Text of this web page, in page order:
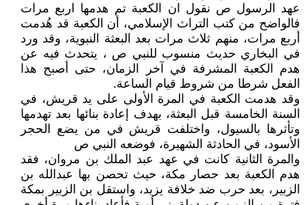
عهد الرسول ص نقول ان الكعبة تم هدمها اربع مرات
فالواضح من كتب التراث الإسلامي، أن الكعبة قد هُدمت
أربع مرات، منهم ثلاث مرات بعد البعثة النبوية، وقد ورد
في البخاري حديث منسوب للنبي ص ، يتحدث فيه عن
هدم الكعبة المشرفة في آخر الزمان، حتى أصبح هذا
الفعل شرطا من شروط قيام الساعة.
وقد هدمت الكعبة في المرة الأولى على يد قريش، في
السنة الخامسة قبل البعثة، بهدف إعادة بنائها بعد تهدمها
وتأثرها بالسيول، واختلفت قريش في من يضع الحجر
الأسود، في الحادثة الشهيرة، فوضعه النبي ص
والمرة الثانية كانت في عهد عبد الملك بن مروان، فقد
هدم الكعبة بعد حصار مكة، حيث تحصن بها عبدالله بن
الزبير، بعد حرب ضد خلافة يزيد، واستقل بن الزبير بمكة